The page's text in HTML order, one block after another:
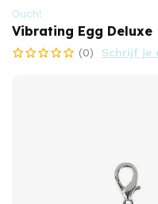
Ouch!
Vibrating Egg Deluxe
(0) Schrijf je